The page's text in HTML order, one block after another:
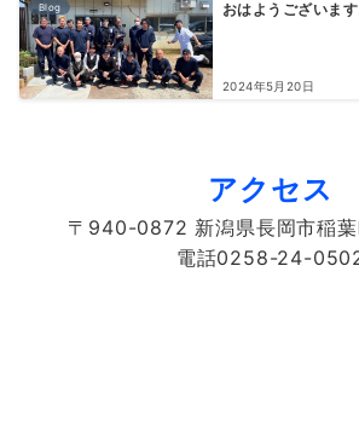
Blog おはようございます
2024年5月20日
アクセス
〒940-0872 新潟県長岡市稲葉
電話0258-24-